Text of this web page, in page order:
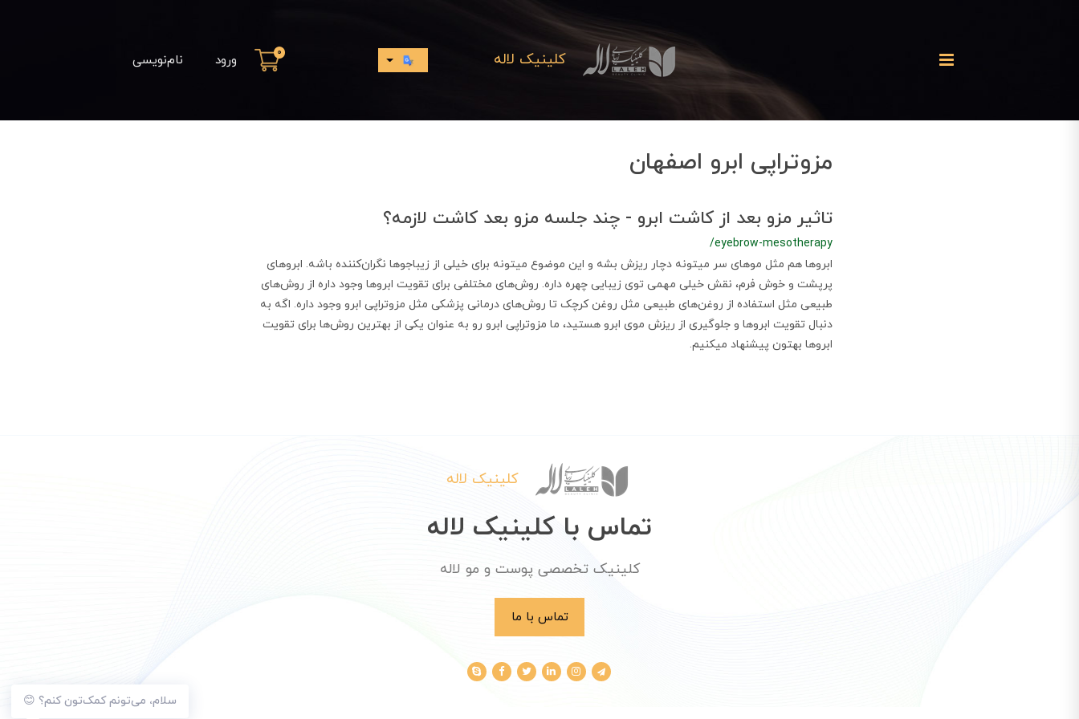
کلینیک لاله 0 ورود نام‌نویسی
مزوتراپی ابرو اصفهان
تاثیر مزو بعد از کاشت ابرو - چند جلسه مزو بعد کاشت لازمه؟
/eyebrow-mesotherapy
ابروها هم مثل موهای سر میتونه دچار ریزش بشه و این موضوع میتونه برای خیلی از زیباجوها نگران‌کننده باشه. ابروهای
پرپشت و خوش ‌فرم، نقش خیلی مهمی توی زیبایی چهره داره. روش‌های مختلفی برای تقویت ابروها وجود داره از روش‌های
طبیعی مثل استفاده از روغن‌های طبیعی مثل روغن کرچک تا روش‌های درمانی پزشکی مثل مزوتراپی ابرو وجود داره. اگه به
دنبال تقویت ابروها و جلوگیری از ریزش موی ابرو هستید، ما مزوتراپی ابرو رو به عنوان یکی از بهترین روش‌ها برای تقویت
ابروها بهتون پیشنهاد میکنیم.
سلام، می‌تونم کمک‌تون کنم؟ 😊
کلینیک لاله
تماس با کلینیک لاله
کلینیک تخصصی پوست و مو لاله
تماس با ما